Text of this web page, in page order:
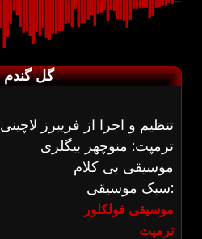
گل گندم
تنظیم و اجرا از فریبرز لاچینی
ترمپت: منوچهر بیگلری
موسیقی بی کلام
سبک موسیقی:
موسیقی فولکلور
ترمپت